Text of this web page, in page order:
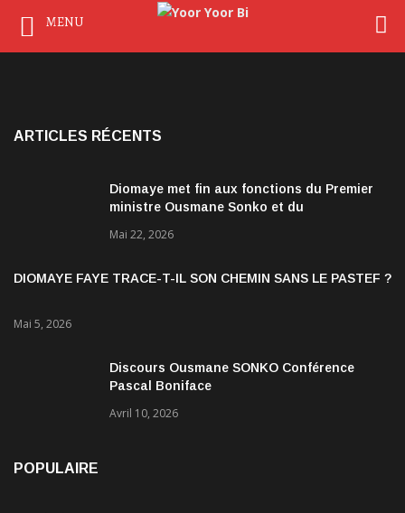
ARTICLES RÉCENTS
Diomaye met fin aux fonctions du Premier
ministre Ousmane Sonko et du
Mai 22, 2026
DIOMAYE FAYE TRACE-T-IL SON CHEMIN SANS LE PASTEF ?
Mai 5, 2026
Discours Ousmane SONKO Conférence
Pascal Boniface
Avril 10, 2026
POPULAIRE
MENU